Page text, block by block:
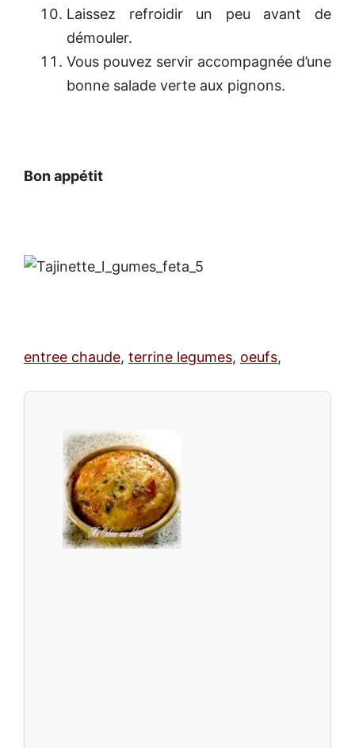
Laissez refroidir un peu avant de
démouler.
Vous pouvez servir accompagnée d’une
bonne salade verte aux pignons.
Bon appétit
entree chaude, terrine legumes, oeufs,